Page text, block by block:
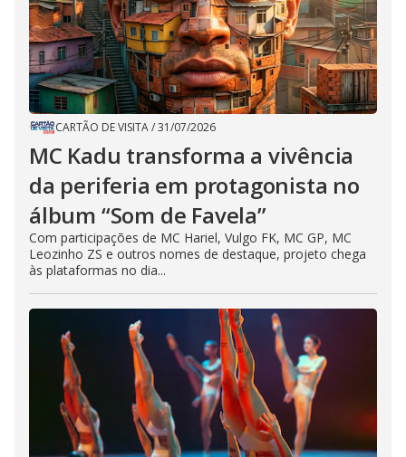
CARTÃO DE VISITA/31/07/2026
MC Kadu transforma a vivência
da periferia em protagonista no
álbum “Som de Favela”
Com participações de MC Hariel, Vulgo FK, MC GP, MC
Leozinho ZS e outros nomes de destaque, projeto chega
às plataformas no dia...